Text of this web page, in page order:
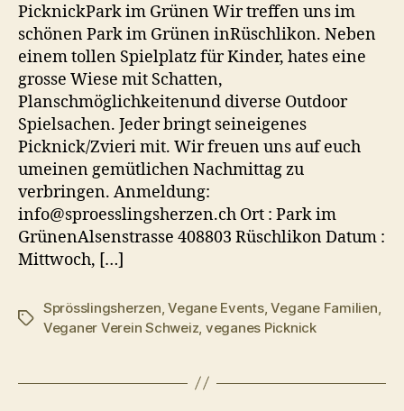
PicknickPark im Grünen Wir treffen uns im
schönen Park im Grünen inRüschlikon. Neben
einem tollen Spielplatz für Kinder, hates eine
grosse Wiese mit Schatten,
Planschmöglichkeitenund diverse Outdoor
Spielsachen. Jeder bringt seineigenes
Picknick/Zvieri mit. Wir freuen uns auf euch
umeinen gemütlichen Nachmittag zu
verbringen. Anmeldung:
info@sproesslingsherzen.ch Ort : Park im
GrünenAlsenstrasse 408803 Rüschlikon Datum :
Mittwoch, […]
Schlagwörter
Sprösslingsherzen ,Vegane Events,Vegane Familien
Veganer Verein Schweiz veganes Picknick